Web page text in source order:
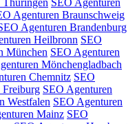
Thüringen SEO Agenturen
Agenturen Braunschweig
Agenturen Brandenburg
Heilbronn SEO
München SEO Agenturen
Mönchengladbach
Chemnitz SEO
Freiburg SEO Agenturen
Westfalen SEO Agenturen
Mainz SEO